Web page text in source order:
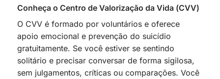
Conheça o Centro de Valorização da Vida (CVV)
O CVV é formado por voluntários e oferece
apoio emocional e prevenção do suicídio
gratuitamente. Se você estiver se sentindo
solitário e precisar conversar de forma sigilosa,
sem julgamentos, críticas ou comparações. Você